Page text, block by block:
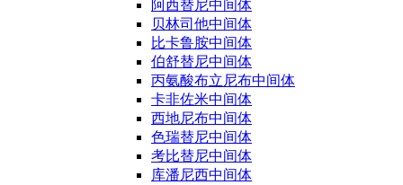
阿西替尼中间体
贝林司他中间体
比卡鲁胺中间体
伯舒替尼中间体
丙氨酸布立尼布中间体
卡非佐米中间体
西地尼布中间体
色瑞替尼中间体
考比替尼中间体
库潘尼西中间体